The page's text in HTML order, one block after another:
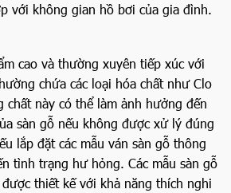
với không gian hồ bơi của gia đình.
cao và thường xuyên tiếp xúc với
chứa các loại hóa chất như Clo
này có thể làm ảnh hưởng đến
sàn gỗ nếu không được xử lý đúng
lắp đặt các mẫu ván sàn gỗ thông
tình trạng hư hỏng. Các mẫu sàn gỗ
thiết kế với khả năng thích nghi